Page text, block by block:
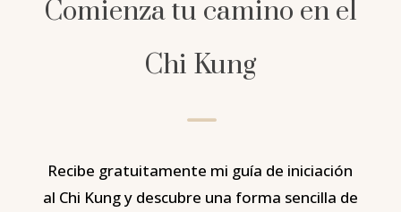
Comienza tu camino en el
Chi Kung
K
Recibe gratuitamente mi guía de iniciación
al Chi Kung y descubre una forma sencilla de